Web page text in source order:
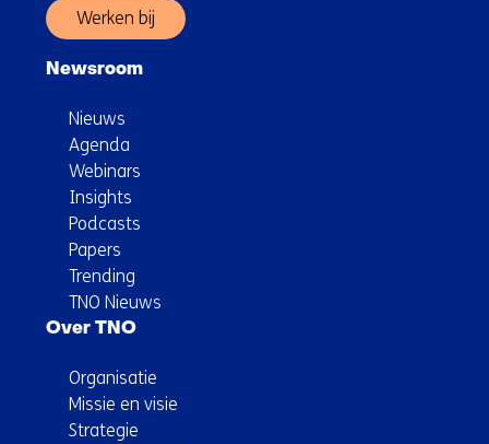
Werken bij
Newsroom
Nieuws
Agenda
Webinars
Insights
Podcasts
Papers
Trending
TNO Nieuws
Over TNO
Organisatie
Missie en visie
Strategie